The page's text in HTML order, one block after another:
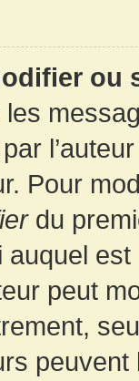
ou
Pour
du
auquel
peut